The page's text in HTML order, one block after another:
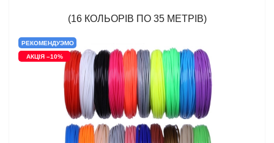
(16 КОЛЬОРІВ ПО 35 МЕТРІВ)
РЕКОМЕНДУЭМО
АКЦІЯ –10%